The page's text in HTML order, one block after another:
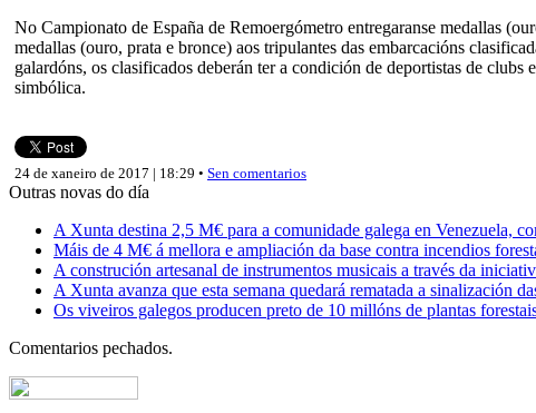
No Campionato de España de Remoergómetro entregaranse medallas
medallas (ouro, prata e bronce) aos tripulantes das embarcacións
galardóns, os clasificados deberán ter a condición de deportistas de
simbólica.
24 de xaneiro de 2017 | 18:29 • Sen comentarios
Outras novas do día
A Xunta destina 2,5 M€ para a comunidade galega en Venezuela,
Máis de 4 M€ á mellora e ampliación da base contra incendios
A construción artesanal de instrumentos musicais a través da
A Xunta avanza que esta semana quedará rematada a sinalización
Os viveiros galegos producen preto de 10 millóns de plantas
Comentarios pechados.